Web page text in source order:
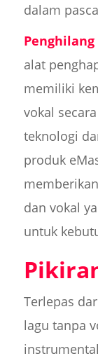
dalam
alat
memiliki
vokal
teknologi
produk
dan vokal
untuk
Terlepas
lagu tanpa